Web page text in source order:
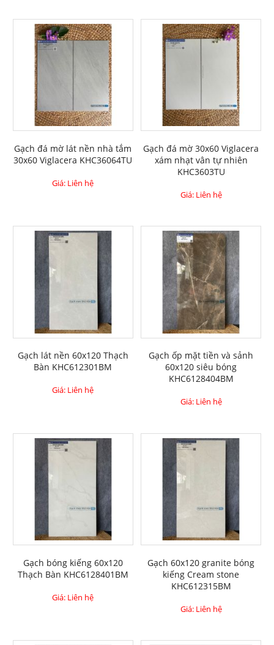
Gạch đá mờ lát nền nhà tắm
30x60 Viglacera KHC36064TU
Giá: Liên hệ
Gạch đá mờ 30x60 Viglacera
xám nhạt vân tự nhiên
KHC3603TU
Giá: Liên hệ
Gạch lát nền 60x120 Thạch
Bàn KHC612301BM
Giá: Liên hệ
Gạch ốp mặt tiền và sảnh
60x120 siêu bóng
KHC6128404BM
Giá: Liên hệ
Gạch bóng kiếng 60x120
Thạch Bàn KHC6128401BM
Giá: Liên hệ
Gạch 60x120 granite bóng
kiếng Cream stone
KHC612315BM
Giá: Liên hệ